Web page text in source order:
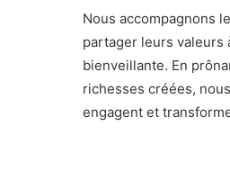
Nous accompagnons
partager leurs valeurs
bienveillante. En
richesses créées,
engagent et